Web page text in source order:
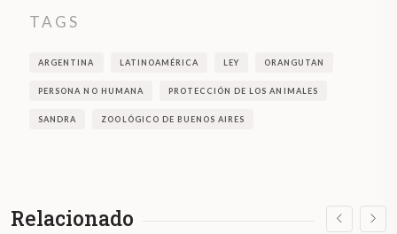
TAGS
ARGENTINA LATINOAMÉRICA LEY ORANGUTAN
PERSONA NO HUMANA PROTECCIÓN DE LOS ANIMALES
SANDRA ZOOLÓGICO DE BUENOS AIRES
Relacionado